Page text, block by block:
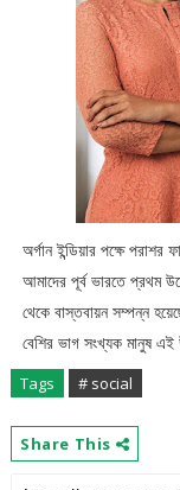
অর্গান ইন্ডিয়ার পক্ষে পরাশর
আমাদের পূর্ব ভারতে প্রথম
থেকে বাস্তবায়ন সম্পন্ন
বেশির ভাগ সংখ্যক মানুষ এই
Tags # social
Share This